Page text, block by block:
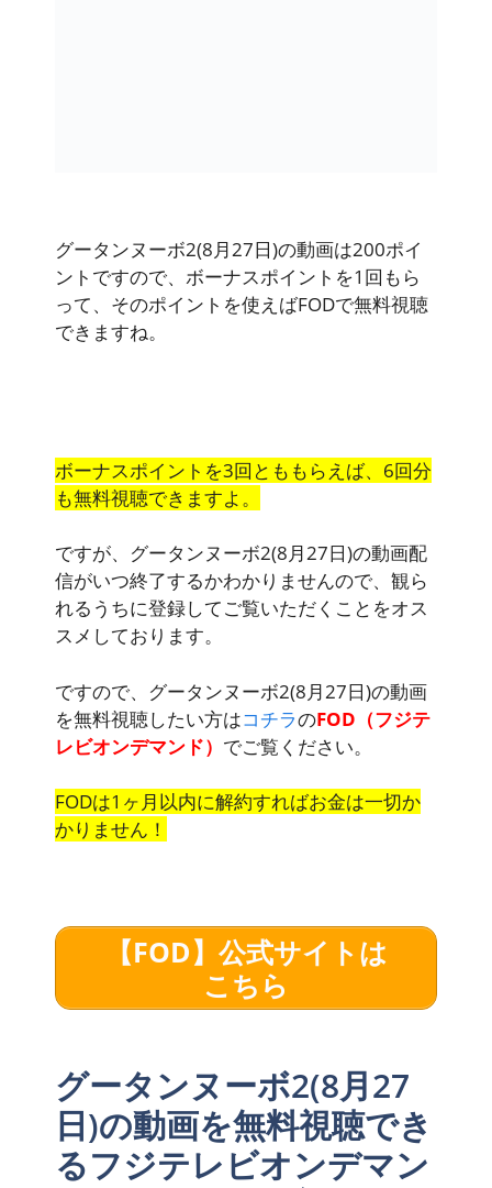
グータンヌーボ2(8月27日)の動画は200ポイ
ントですので、ボーナスポイントを1回もら
って、そのポイントを使えばFODで無料視聴
できますね。
ボーナスポイントを3回とももらえば、6回分
も無料視聴できますよ。
ですが、グータンヌーボ2(8月27日)の動画配
信がいつ終了するかわかりませんので、観ら
れるうちに登録してご覧いただくことをオス
スメしております。
ですので、グータンヌーボ2(8月27日)の動画
を無料視聴したい方はコチラのFOD（フジテ
レビオンデマンド） でご覧ください。
FODは1ヶ月以内に解約すればお金は一切か
かりません！
【FOD】公式サイトは
こちら
グータンヌーボ2(8月27
日)の動画を無料視聴でき
るフジテレビオンデマン